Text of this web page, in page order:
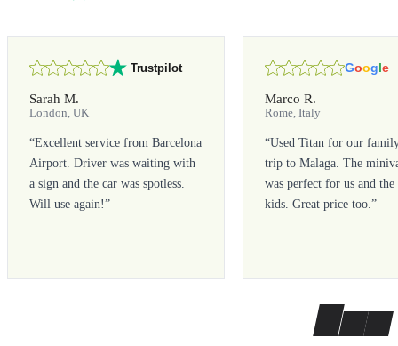
Trustpilot
Sarah M.
London, UK
“Excellent service from Barcelona
Airport. Driver was waiting with
a sign and the car was spotless.
Will use again!”
Google
Marco R.
Rome, Italy
“Used Titan for our
trip to Malaga. The
was perfect for us and the
kids. Great price too.”